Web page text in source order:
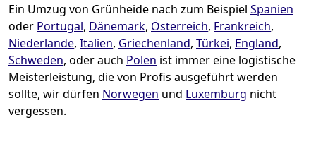
Ein Umzug von Grünheide nach zum Beispiel Spanien
oder Portugal, Dänemark, Österreich, Frankreich,
Niederlande, Italien, Griechenland, Türkei, England,
Schweden, oder auch Polen ist immer eine logistische
Meisterleistung, die von Profis ausgeführt werden
sollte, wir dürfen Norwegen und Luxemburg nicht
vergessen.